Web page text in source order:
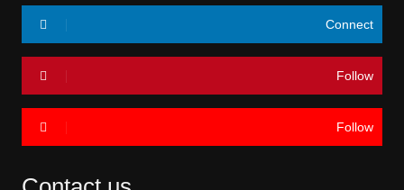
Connect
Follow
Follow